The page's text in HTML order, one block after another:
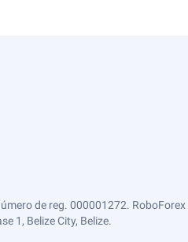
de reg. 000001272.
1, Belize City, Belize.